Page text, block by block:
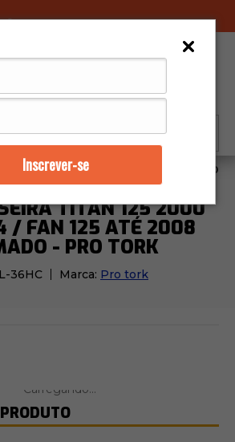
Inscrever-se
Bagageiros Alça Traseira Titan 125
TITAN 125 2000
/ FAN 125 ATÉ 2008
- PRO TORK
36HC Marca: Pro tork